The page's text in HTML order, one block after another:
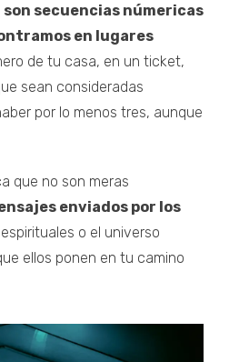
son secuencias númericas
en lugares
de tu casa, en un ticket,
sean consideradas
por lo menos tres, aunque
que no son meras
enviados por los
o el universo
ellos ponen en tu camino